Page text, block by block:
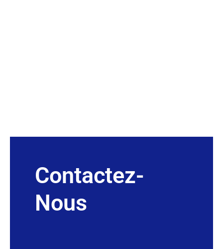
Contactez-
Nous